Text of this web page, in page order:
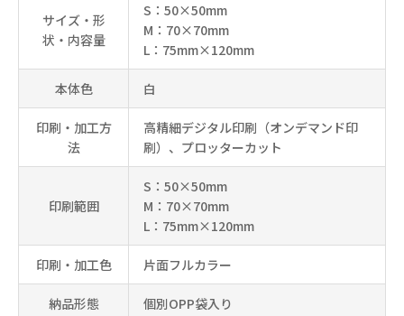
サイズ・形
状・内容量
S：50×50mm
M：70×70mm
L：75mm×120mm
本体色 白
印刷・加工方
法
高精細デジタル印刷（オンデマンド印
刷）、プロッターカット
印刷範囲
S：50×50mm
M：70×70mm
L：75mm×120mm
印刷・加工色 片面フルカラー
納品形態 個別OPP袋入り